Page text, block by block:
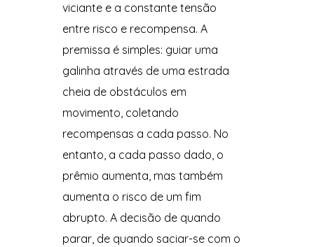
viciante e a constante tensão
entre risco e recompensa. A
premissa é simples: guiar uma
galinha através de uma estrada
cheia de obstáculos em
movimento, coletando
recompensas a cada passo. No
entanto, a cada passo dado, o
prêmio aumenta, mas também
aumenta o risco de um fim
abrupto. A decisão de quando
parar, de quando saciar-se com o